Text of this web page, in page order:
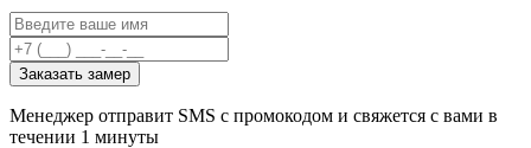
Заказать замер
Менеджер отправит SMS с промокодом и свяжется с вами в
течении 1 минуты